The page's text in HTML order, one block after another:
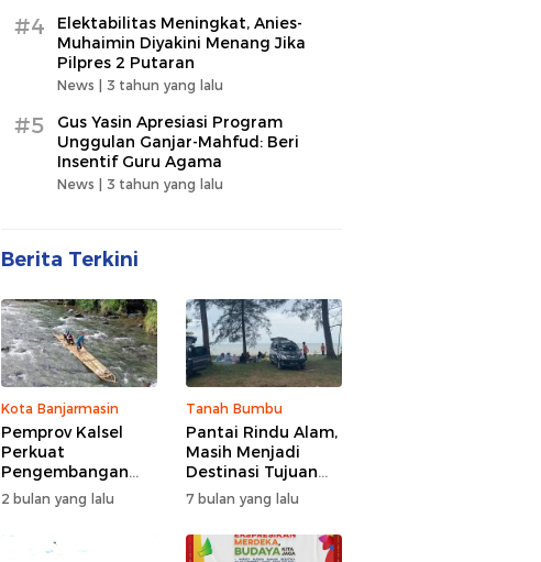
#4
Elektabilitas Meningkat, Anies-
Muhaimin Diyakini Menang Jika
Pilpres 2 Putaran
News | 3 tahun yang lalu
#5
Gus Yasin Apresiasi Program
Unggulan Ganjar-Mahfud: Beri
Insentif Guru Agama
News | 3 tahun yang lalu
Berita Terkini
Kota Banjarmasin
Pemprov Kalsel
Perkuat
Pengembangan
Wisata, Targetkan
Tingkat Kunjungan
2 bulan yang lalu
Tanah Bumbu
Pantai Rindu Alam,
Masih Menjadi
Destinasi Tujuan
Wisata di Tanah
Bumbu dengan
Rindangnya Pohon
Pinus
7 bulan yang lalu